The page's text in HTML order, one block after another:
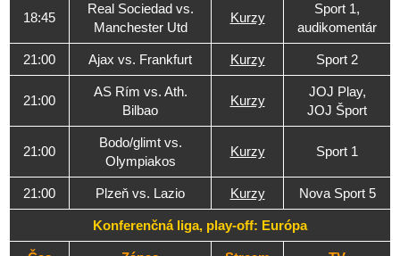
18:45
Real Sociedad vs.
Manchester Utd
Kurzy
Sport 1,
audikomentár
21:00 Ajax vs. Frankfurt Kurzy Sport 2
21:00
AS Rím vs. Ath.
Bilbao
Kurzy
JOJ Play,
JOJ Šport
21:00
Bodo/glimt vs.
Olympiakos
Kurzy Sport 1
21:00 Plzeň vs. Lazio Kurzy Nova Sport 5
Konferenčná liga, play-off: Európa